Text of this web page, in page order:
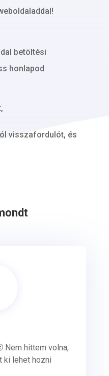
betöltési
honlapod
visszafordulót, és
nek
Nem hittem volna,
ki lehet hozni